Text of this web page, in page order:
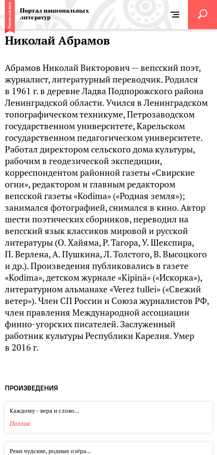
Портал национальных
литератур
Николай Абрамов
Абрамов Николай Викторович — вепсский поэт,
журналист, литературный переводчик. Родился
в 1961 г. в деревне Ладва Подпорожского района
Ленинградской области. Учился в Ленинградском
топографическом техникуме, Петрозаводском
государственном университете, Карельском
государственном педагогическом университете.
Работал директором сельского дома культуры,
рабочим в геодезической экспедиции,
корреспондентом районной газеты «Свирские
огни», редактором и главным редактором
вепсской газеты «Kodima» («Родная земля»);
занимался фотографией, снимался в кино. Автор
шести поэтических сборников, переводил на
вепсский язык классиков мировой и русской
литературы (О. Хайяма, Р. Тагора, У. Шекспира,
П. Верлена, А. Пушкина, Л. Толстого, В. Высоцкого
и др.). Произведения публиковались в газете
«Kodima», детском журнале «Kipinä» («Искорка»),
литературном альманахе «Verez tullei» («Свежий
ветер»). Член СП России и Союза журналистов РФ,
член правления Международной ассоциации
финно-угорских писателей. Заслуженный
работник культуры Республики Карелия. Умер
в 2016 г.
ПРОИЗВЕДЕНИЯ
Каждому - вера и слово...
Поэзия
Реки чудские, родные озёра...